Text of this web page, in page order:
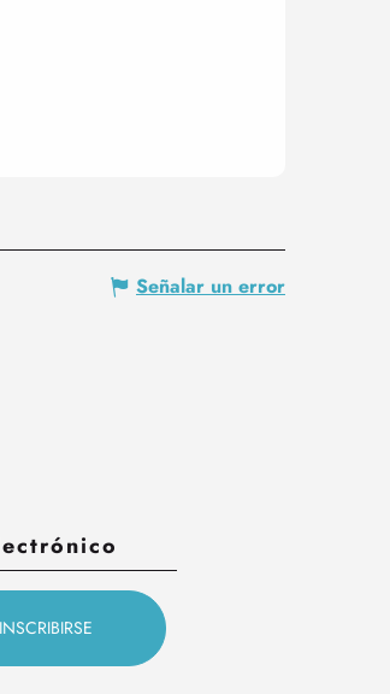
Señalar un error